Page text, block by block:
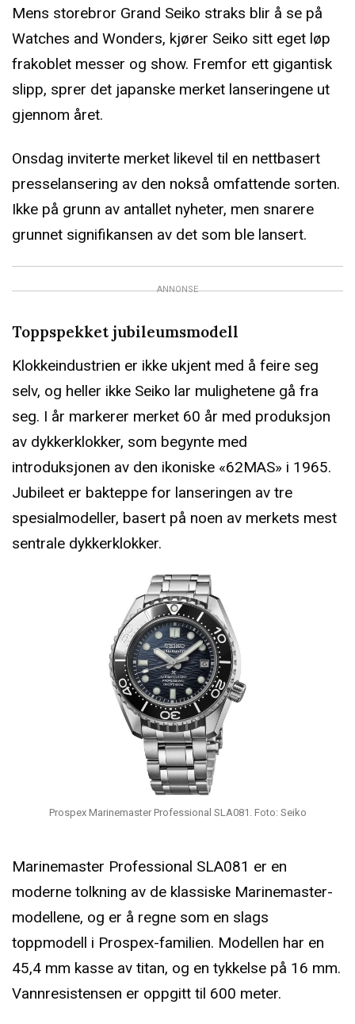
Mens storebror Grand Seiko straks blir å se på
Watches and Wonders, kjører Seiko sitt eget løp
frakoblet messer og show. Fremfor ett gigantisk
slipp, sprer det japanske merket lanseringene ut
gjennom året.
Onsdag inviterte merket likevel til en nettbasert
presselansering av den nokså omfattende sorten.
Ikke på grunn av antallet nyheter, men snarere
grunnet signifikansen av det som ble lansert.
ANNONSE
Toppspekket jubileumsmodell
Klokkeindustrien er ikke ukjent med å feire seg
selv, og heller ikke Seiko lar mulighetene gå fra
seg. I år markerer merket 60 år med produksjon
av dykkerklokker, som begynte med
introduksjonen av den ikoniske «62MAS» i 1965.
Jubileet er bakteppe for lanseringen av tre
spesialmodeller, basert på noen av merkets mest
sentrale dykkerklokker.
Prospex Marinemaster Professional SLA081. Foto: Seiko
Marinemaster Professional SLA081 er en
moderne tolkning av de klassiske Marinemaster-
modellene, og er å regne som en slags
toppmodell i Prospex-familien. Modellen har en
45,4 mm kasse av titan, og en tykkelse på 16 mm.
Vannresistensen er oppgitt til 600 meter.